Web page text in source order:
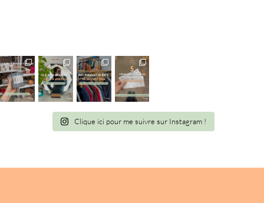
Clique ici pour me suivre sur Instagram !